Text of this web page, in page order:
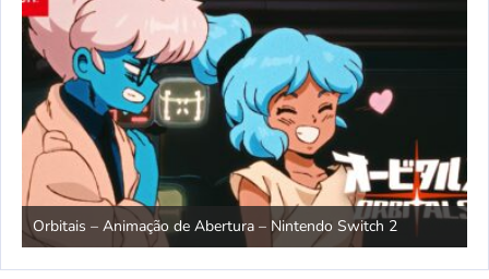
Orbitais – Animação de Abertura – Nintendo Switch 2